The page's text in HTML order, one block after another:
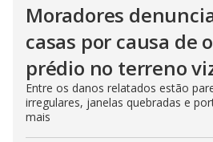
Moradores
casas por causa de
prédio no terreno
Entre os danos relatados estão
irregulares, janelas quebradas e
mais